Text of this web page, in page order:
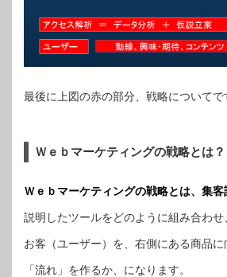
最後に上図の赤の部分、戦略についてで
Ｗｅｂマーケティングの戦略とは？
Ｗｅｂマーケティングの戦略とは、集客
説明したツールをどのように組み合わ
お客（ユーザー）を、右側にある商品
「流れ」を作るか、になります。